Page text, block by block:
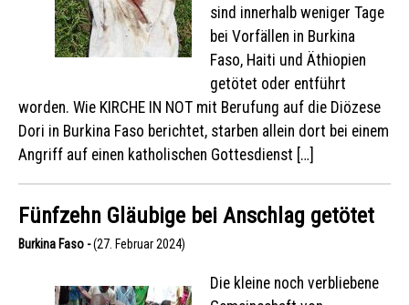
sind innerhalb weniger Tage
bei Vorfällen in Burkina
Faso, Haiti und Äthiopien
getötet oder entführt
worden. Wie KIRCHE IN NOT mit Berufung auf die Diözese
Dori in Burkina Faso berichtet, starben allein dort bei einem
Angriff auf einen katholischen Gottesdienst […]
Fünfzehn Gläubige bei Anschlag getötet
Burkina Faso -(27. Februar 2024)
Die kleine noch verbliebene